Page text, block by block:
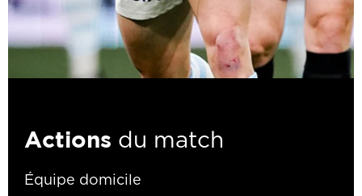
Actions du match
Équipe domicile